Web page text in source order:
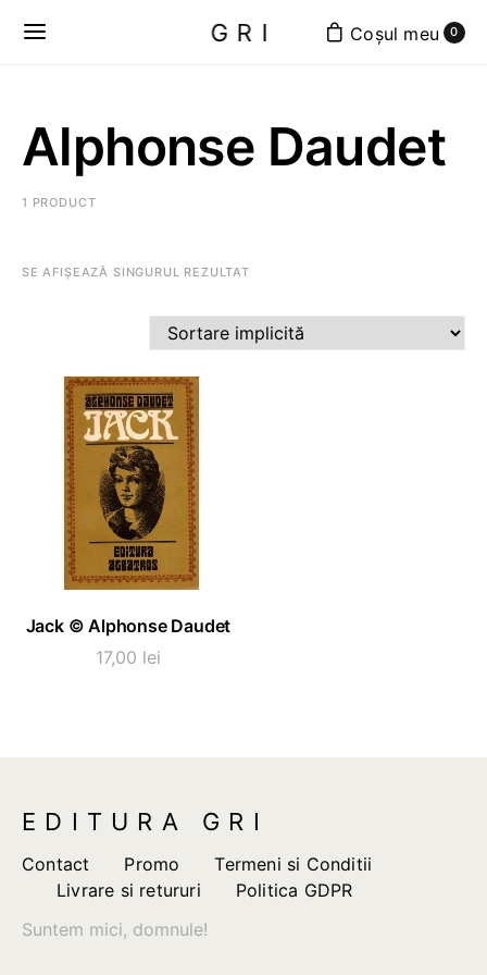
GRI 0
Alphonse Daudet
1 PRODUCT
SE AFIȘEAZĂ SINGURUL REZULTAT
ADAUGĂ ÎN COȘ
Jack © Alphonse Daudet
17,00 lei
EDITURA GRI
Contact Promo
Termeni si Conditii
Livrare si retururi
Politica GDPR
Suntem mici, domnule!